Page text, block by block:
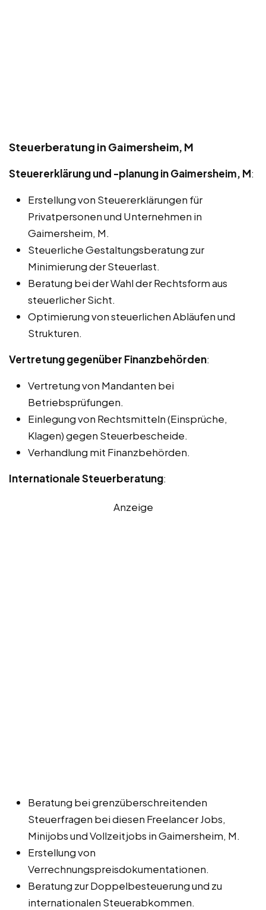
Steuerberatung in Gaimersheim, M
Steuererklärung und -planung in Gaimersheim, M:
Erstellung von Steuererklärungen für
Privatpersonen und Unternehmen in
Gaimersheim, M.
Steuerliche Gestaltungsberatung zur
Minimierung der Steuerlast.
Beratung bei der Wahl der Rechtsform aus
steuerlicher Sicht.
Optimierung von steuerlichen Abläufen und
Strukturen.
Vertretung gegenüber Finanzbehörden:
Vertretung von Mandanten bei
Betriebsprüfungen.
Einlegung von Rechtsmitteln (Einsprüche,
Klagen) gegen Steuerbescheide.
Verhandlung mit Finanzbehörden.
Internationale Steuerberatung:
Anzeige
Beratung bei grenzüberschreitenden
Steuerfragen bei diesen Freelancer Jobs,
Minijobs und Vollzeitjobs in Gaimersheim, M.
Erstellung von
Verrechnungspreisdokumentationen.
Beratung zur Doppelbesteuerung und zu
internationalen Steuerabkommen.